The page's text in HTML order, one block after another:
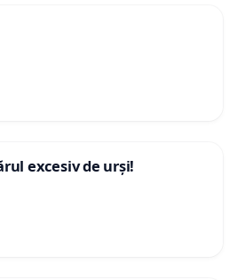
excesiv de urși!